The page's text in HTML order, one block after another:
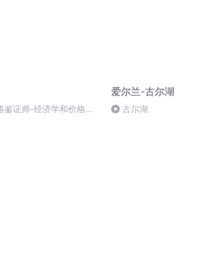
鉴证师-经济学和价格学
爱尔兰-古尔湖
古尔湖